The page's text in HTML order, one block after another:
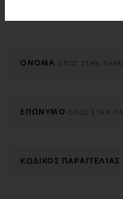
ΕΥΚΟΛΗ
ΟΝΟΜΑ ΟΠΩΣ ΣΤΗΝ
ΕΠΩΝΥΜΟ ΟΠΩΣ ΣΤΗΝ
ΚΩΔΙΚΟΣ ΠΑΡΑΓΓΕΛΙΑΣ